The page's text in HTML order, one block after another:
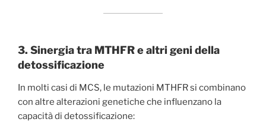
3. Sinergia tra MTHFR e altri geni della
detossificazione
In molti casi di MCS, le mutazioni MTHFR si combinano
con altre alterazioni genetiche che influenzano la
capacità di detossificazione: